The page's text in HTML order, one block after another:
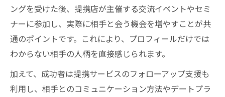
ングを受けた後、提携店が主催する交流イベントやセミ
ナーに参加し、実際に相手と会う機会を増やすことが共
通のポイントです。これにより、プロフィールだけでは
わからない相手の人柄を直接感じられます。
加えて、成功者は提携サービスのフォローアップ支援も
利用し、相手とのコミュニケーション方法やデートプラ